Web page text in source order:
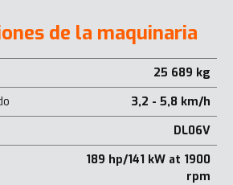
de la maquinaria
25 689 kg
3,2 - 5,8 km/h
DL06V
189 hp/141 kW at 1900
rpm